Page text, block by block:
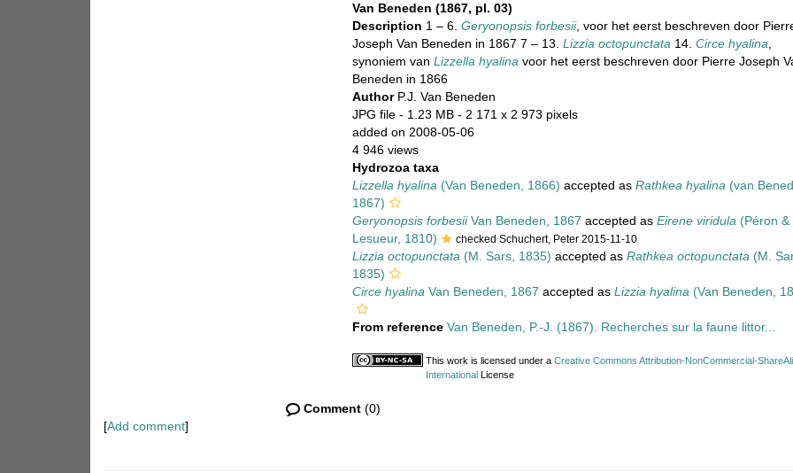
Van Beneden (1867, pl. 03)
Description 1 – 6. Geryonopsis forbesii, voor het eerst beschreven door
Joseph Van Beneden in 1867 7 – 13. Lizzia octopunctata 14. Circe hyalina
synoniem van Lizzella hyalina voor het eerst beschreven door Pierre Joseph
Beneden in 1866
Author P.J. Van Beneden
JPG file- 1.23 MB - 2 171 x 2 973 pixels
added on 2008-05-06
4 946 views
Hydrozoa taxa
Lizzella hyalina (Van Beneden, 1866) accepted as Rathkea hyalina (van
1867)
Geryonopsis forbesiiVan Beneden, 1867 accepted as Eirene viridula (Péron &
Lesueur, 1810)
checked Schuchert, Peter 2015-11-10
Lizzia octopunctata (M. Sars, 1835) accepted as Rathkea octopunctata (M.
1835)
Circe hyalina Van Beneden, 1867 accepted as Lizzia hyalina (Van Beneden,
From reference Van Beneden, P.-J. (1867). Recherches sur la faune littor...
This work is licensed under a Creative Commons Attribution-NonCommercial-
InternationalLicense
Comment(0)
[Add comment]